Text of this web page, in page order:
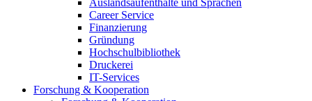
Auslandsaufenthalte und Sprachen
Career Service
Finanzierung
Gründung
Hochschulbibliothek
Druckerei
IT-Services
Forschung & Kooperation